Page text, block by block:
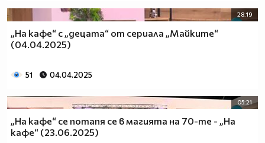
28:19
„На кафе“ с „децата“ от сериала „Майките“
(04.04.2025)
51 04.04.2025
05:21
„На кафе“ се потапя се в магията на 70-те - „На
кафе“ (23.06.2025)